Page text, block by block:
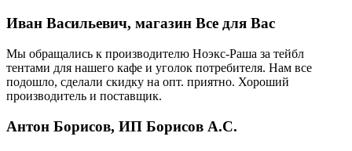
Иван Васильевич, магазин Все для Вас
Мы обращались к производителю Ноэкс-Раша за тейбл
тентами для нашего кафе и уголок потребителя. Нам все
подошло, сделали скидку на опт. приятно. Хороший
производитель и поставщик.
Антон Борисов, ИП Борисов А.С.